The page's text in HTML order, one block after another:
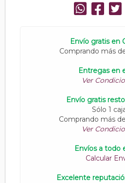
Envío gratis en
Comprando más
Entregas en
Ver
Envío gratis
Sólo 1
Comprando más
Ver
Envíos a todo
Calcular
Excelente